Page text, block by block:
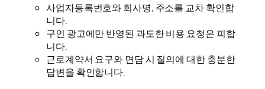
사업자등록번호와 회사명, 주소를 교차 확인합
니다.
구인 광고에만 반영된 과도한 비용 요청은 피합
니다.
근로계약서 요구와 면담 시 질의에 대한 충분한
답변을 확인합니다.